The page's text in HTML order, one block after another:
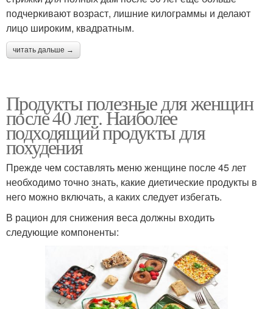
подчеркивают возраст, лишние килограммы и делают
лицо широким, квадратным.
читать дальше →
Продукты полезные для женщин
после 40 лет. Наиболее
подходящий продукты для
похудения
Прежде чем составлять меню женщине после 45 лет
необходимо точно знать, какие диетические продукты в
него можно включать, а каких следует избегать.
В рацион для снижения веса должны входить
следующие компоненты: